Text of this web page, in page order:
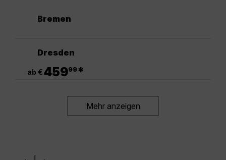
Bremen
Dresden
ab €45999*
Mehr anzeigen